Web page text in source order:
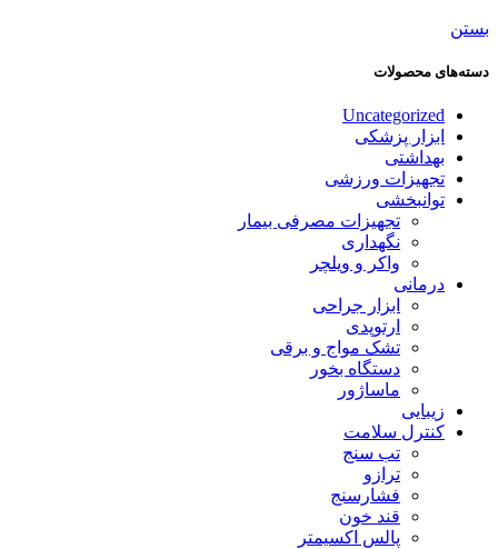
بستن
دسته‌های محصولات
Uncategorized
ابزار پزشکی
بهداشتی
تجهیزات ورزشی
توانبخشی
تجهیزات مصرفی بیمار
نگهداری
واکر و ویلچر
درمانی
ابزار جراحی
ارتوپدی
تشک مواج و برقی
دستگاه بخور
ماساژور
زیبایی
کنترل سلامت
تب سنج
ترازو
فشارسنج
قند خون
پالس اکسیمتر